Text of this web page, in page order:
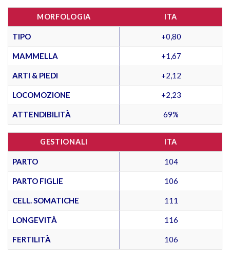
MORFOLOGIA ITA
TIPO +0,80
MAMMELLA +1,67
ARTI & PIEDI +2,12
LOCOMOZIONE +2,23
ATTENDIBILITÀ 69%
GESTIONALI ITA
PARTO 104
PARTO FIGLIE 106
CELL. SOMATICHE 111
LONGEVITÀ 116
FERTILITÀ 106